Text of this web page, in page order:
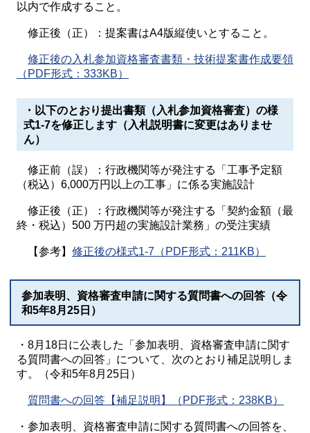
以内で作成すること。
修正後（正）：提案書はA4版縦使いとすること。
修正後の入札参加資格審査書類・技術提案書作成要領
（PDF形式：333KB）
・以下のとおり提出書類（入札参加資格審査）の様
式1-7を修正します（入札説明書に変更はありませ
ん）
修正前（誤）：行政機関等が発注する「工事予定額
（税込）6,000万円以上の工事」に係る実施設計
修正後（正）：行政機関等が発注する「契約金額（最
終・税込）500 万円超の実施設計業務」の受注実績
【参考】 修正後の様式1-7（PDF形式：211KB）
参加表明、資格審査申請に関する質問書への回答（令
和5年8月25日）
・8月18日に公表した「参加表明、資格審査申請に関す
る質問書への回答」について、次のとおり補足説明しま
す。（令和5年8月25日）
質問書への回答【補足説明】（PDF形式：238KB）
・参加表明、資格審査申請に関する質問書への回答を、